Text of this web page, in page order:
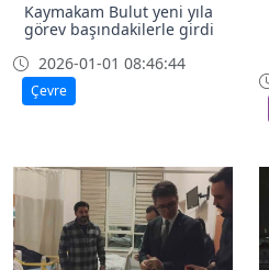
Kaymakam Bulut yeni yıla
görev başındakilerle girdi
2026-01-01 08:46:44
Çevre